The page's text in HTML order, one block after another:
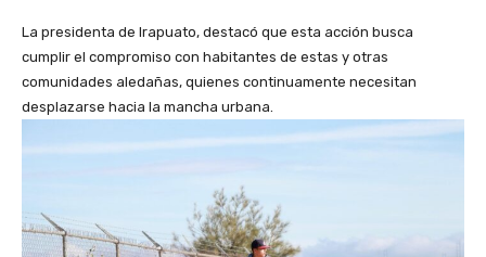
La presidenta de Irapuato, destacó que esta acción busca
cumplir el compromiso con habitantes de estas y otras
comunidades aledañas, quienes continuamente necesitan
desplazarse hacia la mancha urbana.